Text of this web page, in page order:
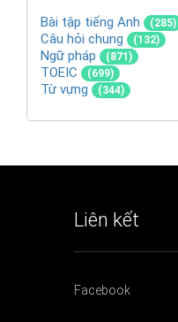
Bài tập tiếng Anh (285)
Câu hỏi chung (132)
Ngữ pháp (871)
TOEIC (699)
Từ vựng (344)
Liên kết
Facebook